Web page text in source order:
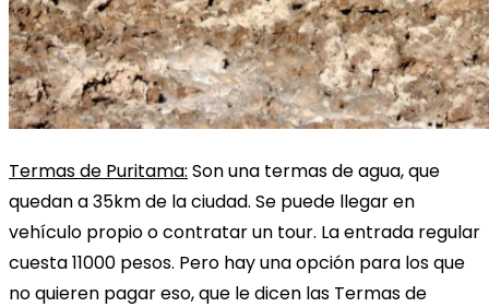
Termas de Puritama: Son una termas de agua, que
quedan a 35km de la ciudad. Se puede llegar en
vehículo propio o contratar un tour. La entrada regular
cuesta 11000 pesos. Pero hay una opción para los que
no quieren pagar eso, que le dicen las Termas de